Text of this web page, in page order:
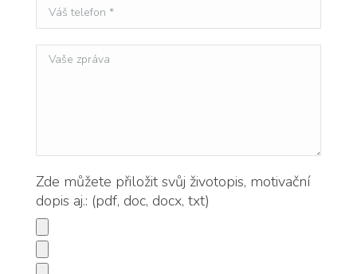
Zde můžete přiložit svůj životopis, motivační
dopis aj.: (pdf, doc, docx, txt)